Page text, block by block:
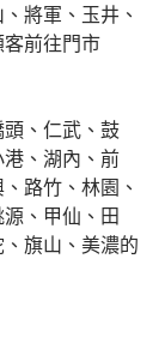
將軍、玉井、
前往門市
、仁武、鼓
、湖內、前
路竹、林園、
、甲仙、田
旗山、美濃的